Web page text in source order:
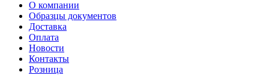
О компании
Образцы документов
Доставка
Оплата
Новости
Контакты
Розница